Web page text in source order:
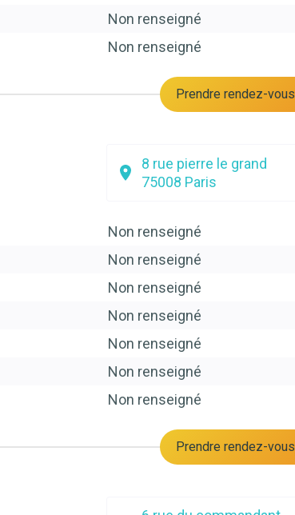
Non renseigné
Non renseigné
Prendre rendez-vous
8 rue pierre le grand
75008 Paris
Non renseigné
Non renseigné
Non renseigné
Non renseigné
Non renseigné
Non renseigné
Non renseigné
Prendre rendez-vous